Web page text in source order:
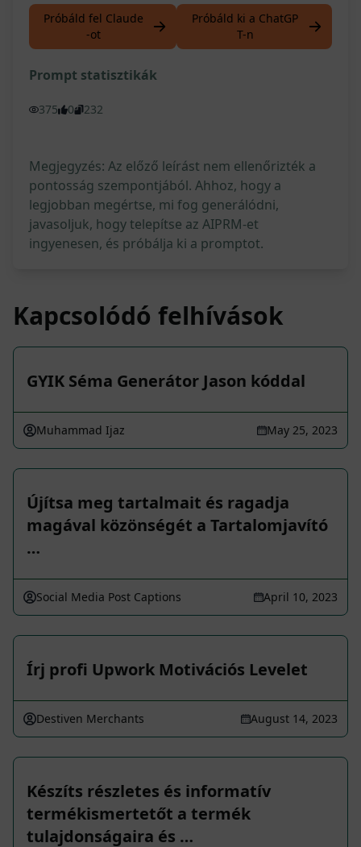
Próbáld fel Claude
-ot
Próbáld ki a ChatGP
T-n
Prompt statisztikák
375 0 232
Megjegyzés: Az előző leírást nem ellenőrizték a
pontosság szempontjából. Ahhoz, hogy a
legjobban megértse, mi fog generálódni,
javasoljuk, hogy telepítse az AIPRM-et
ingyenesen, és próbálja ki a promptot.
Kapcsolódó felhívások
GYIK Séma Generátor Jason kóddal
Muhammad Ijaz May 25, 2023
Újítsa meg tartalmait és ragadja
magával közönségét a Tartalomjavító
…
Social Media Post Captions April 10, 2023
Írj profi Upwork Motivációs Levelet
Destiven Merchants August 14, 2023
Készíts részletes és informatív
termékismertetőt a termék
tulajdonságaira és …